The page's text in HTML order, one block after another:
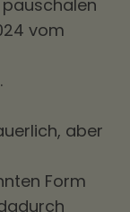
vom
aber
Form